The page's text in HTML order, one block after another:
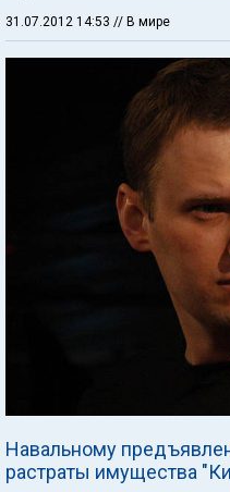
31.07.2012 14:53 // В мире
Навальному
растраты имущества